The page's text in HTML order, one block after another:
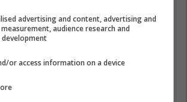
advertising and content, advertising and
audience research and
development
or access information on a device